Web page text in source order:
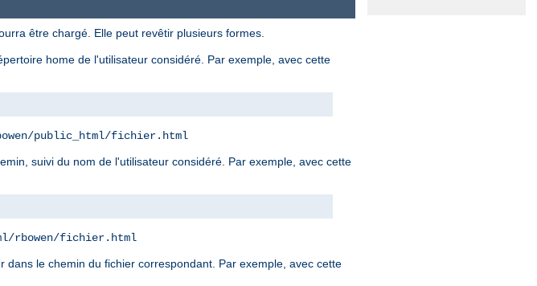
être chargé. Elle peut revêtir plusieurs formes.
home de l'utilisateur considéré. Par exemple, avec cette
public_html/fichier.html
suivi du nom de l'utilisateur considéré. Par exemple, avec cette
rbowen/fichier.html
le chemin du fichier correspondant. Par exemple, avec cette